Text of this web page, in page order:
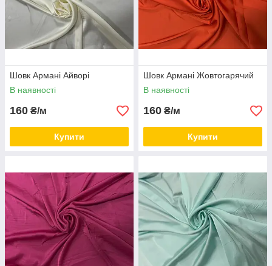
Шовк Армані Айворі
В наявності
160 ₴/м
Купити
Шовк Армані Жовтогарячий
В наявності
160 ₴/м
Купити